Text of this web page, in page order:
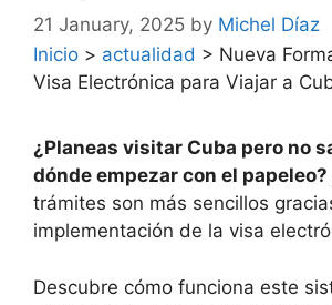
21 January, 2025 by Michel Díaz
Inicio > actualidad > Nueva
Visa Electrónica para Viajar a
¿Planeas visitar Cuba pero no
dónde empezar con el papeleo?
trámites son más sencillos
implementación de la visa
Descubre cómo funciona este